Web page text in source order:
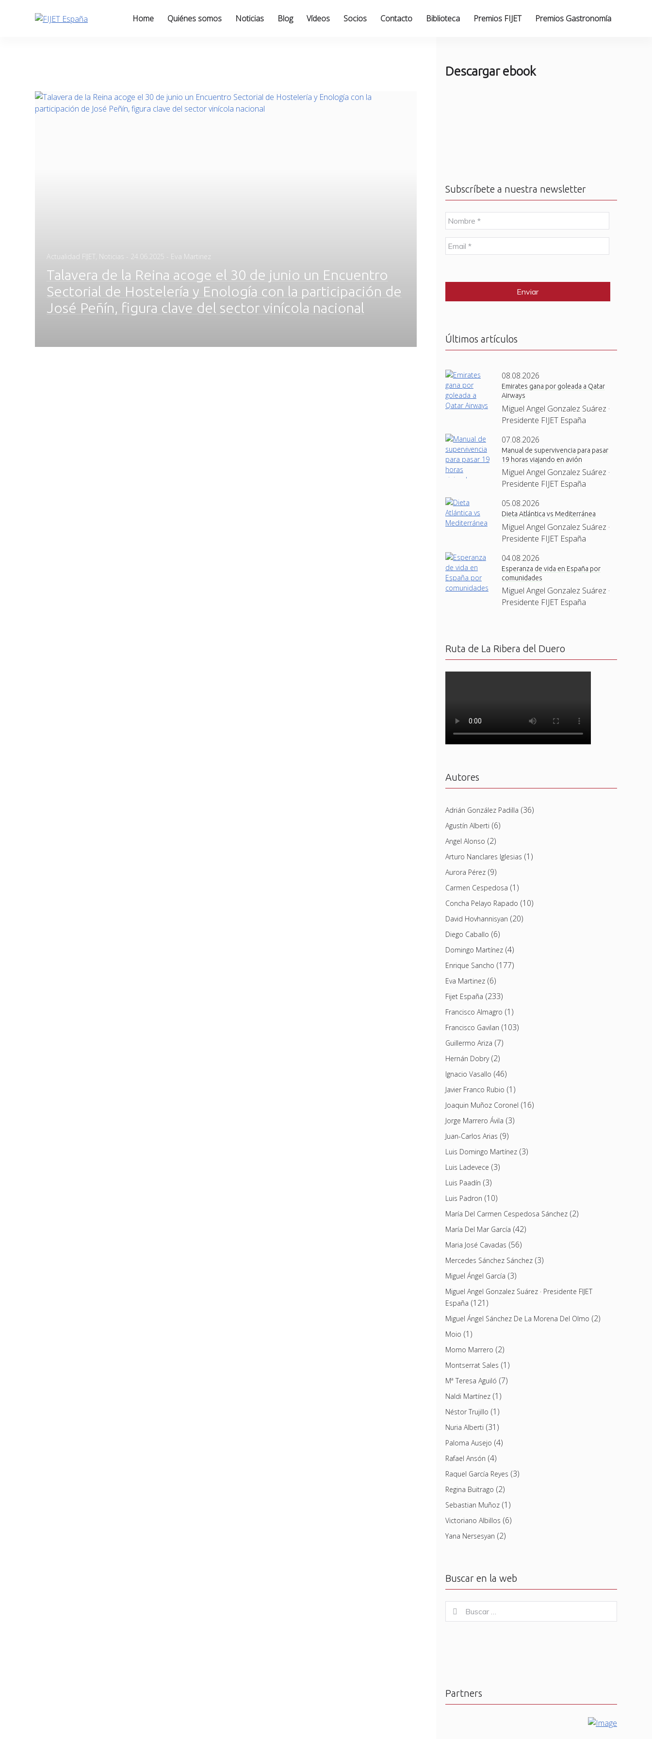
Home Quiénes somos Noticias Blog Vídeos Socios Contacto Biblioteca Premios FIJET Premios Gastronomía
Actualidad FIJET, Noticias - Posted
24.06.2025 - Eva Martinez
Talavera de la Reina acoge el 30 de junio un Encuentro
Sectorial de Hostelería y Enología con la participación de
José Peñín, figura clave del sector vinícola nacional
Descargar ebook
Subscríbete a nuestra newsletter
N
o
m
b
r
E
m
l
Últimos artículos
08.08.2026
Emirates gana por goleada a Qatar
Airways
Miguel Angel Gonzalez Suárez ·
Presidente FIJET España
07.08.2026
Manual de supervivencia para pasar
19 horas viajando en avión
Miguel Angel Gonzalez Suárez ·
Presidente FIJET España
05.08.2026
Dieta Atlántica vs Mediterránea
Miguel Angel Gonzalez Suárez ·
Presidente FIJET España
04.08.2026
Esperanza de vida en España por
comunidades
Miguel Angel Gonzalez Suárez ·
Presidente FIJET España
Ruta de La Ribera del Duero
Autores
Adrián González Padilla (36)
Agustín Alberti (6)
Angel Alonso (2)
Arturo Nanclares Iglesias (1)
Aurora Pérez(9)
Carmen Cespedosa (1)
Concha Pelayo Rapado (10)
David Hovhannisyan (20)
Diego Caballo (6)
Domingo Martínez(4)
Enrique Sancho (177)
Eva Martinez(6)
Fijet España (233)
Francisco Almagro (1)
Francisco Gavilan (103)
Guillermo Ariza (7)
Hernán Dobry(2)
Ignacio Vasallo (46)
Javier Franco Rubio (1)
Joaquin Muñoz Coronel (16)
Jorge Marrero Ávila (3)
Juan-Carlos Arias (9)
Luis Domingo Martínez(3)
Luis Ladevece (3)
Luis Paadín (3)
Luis Padron (10)
María Del Carmen Cespedosa Sánchez(2)
María Del Mar García (42)
Maria José Cavadas (56)
Mercedes Sánchez Sánchez(3)
Miguel Ángel García (3)
Miguel Angel Gonzalez Suárez · Presidente FIJET
España (121)
Miguel Ángel Sánchez De La Morena Del Olmo (2)
Moio (1)
Momo Marrero (2)
Montserrat Sales (1)
Mª Teresa Aguiló (7)
Naldi Martínez(1)
Néstor Trujillo (1)
Nuria Alberti (31)
Paloma Ausejo (4)
Rafael Ansón (4)
Raquel García Reyes (3)
Regina Buitrago (2)
Sebastian Muñoz(1)
Victoriano Albillos (6)
Yana Nersesyan (2)
Buscar en la web
for:
Buscar
Partners